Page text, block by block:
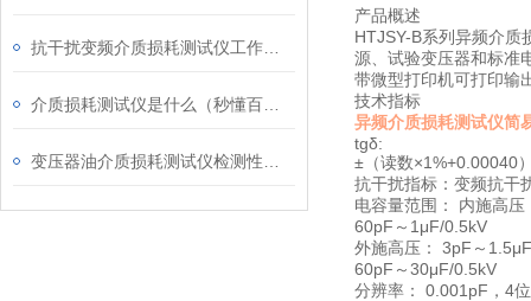
产品概述
HTJSY-B系列异频介质
源、试验变压器和标准
带微型打印机可打印输
技术指标
异频介质损耗测试仪简
tgδ:
±（读数×1%+0.00040
抗干扰指标：变频抗干
电容量范围： 内施高
60pF～1μF/0.5kV
外施高压： 3pF～
60pF～30μF/0.5kV
分辨率： 0.001pF，4